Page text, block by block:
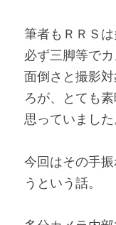
筆者もＲＲＳ
必ず三脚等で
面倒さと撮影
ろが、とても
思っていました
今回はその手
うという話。